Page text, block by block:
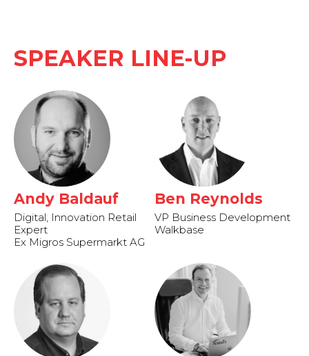
SPEAKER LINE-UP
Andy Baldauf
Digital, Innovation Retail
Expert
Ex Migros Supermarkt AG
Ben Reynolds
VP Business Development
Walkbase